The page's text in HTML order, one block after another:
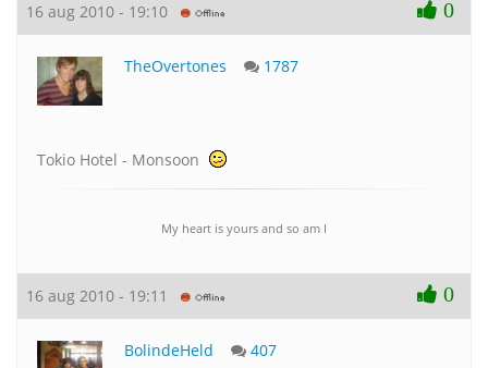
16 aug 2010 - 19:10 0
TheOvertones 1787
Tokio Hotel - Monsoon
My heart is yours and so am I
16 aug 2010 - 19:11 0
BolindeHeld 407